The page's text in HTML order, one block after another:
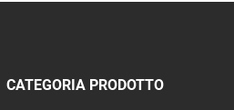
CATEGORIA PRODOTTO